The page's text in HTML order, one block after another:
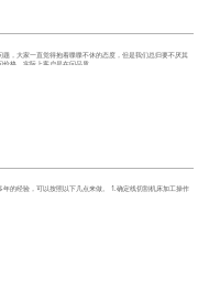
，大家一直觉得抱着喋喋不休的态度，但是我们总归要不厌其
格，实际上客户是在问品质。
的经验，可以按照以下几点来做。 1.确定线切割机床加工操作